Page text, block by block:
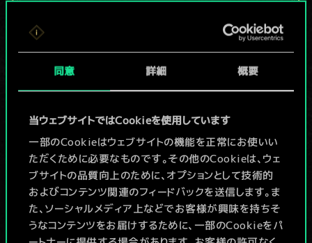
同意 詳細 概要
当ウェブサイトではCookieを使用しています
一部のCookieはウェブサイトの機能を正常にお使いい
ただくために必要なものです。その他のCookieは、ウェ
ブサイトの品質向上のために、オプションとして技術的
およびコンテンツ関連のフィードバックを送信します。ま
た、ソーシャルメディア上などでお客様が興味を持ちそ
うなコンテンツをお届けするために、一部のCookieをパ
現在はまだこれし
か共有デッキがあ
りませんが、
続々追加中！
デッキ名入力＆ガイドを作成
デッキを編集